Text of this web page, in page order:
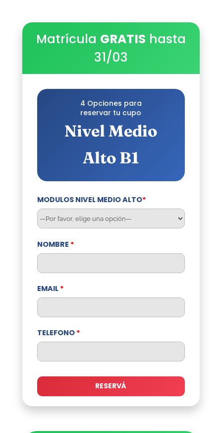
Matrícula GRATIS hasta
31/03
4 Opciones para
reservar tu cupo
Nivel Medio
Alto B1
MODULOS NIVEL MEDIO ALTO*
NOMBRE *
EMAIL *
TELEFONO *